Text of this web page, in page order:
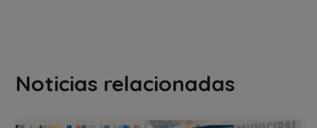
Noticias relacionadas